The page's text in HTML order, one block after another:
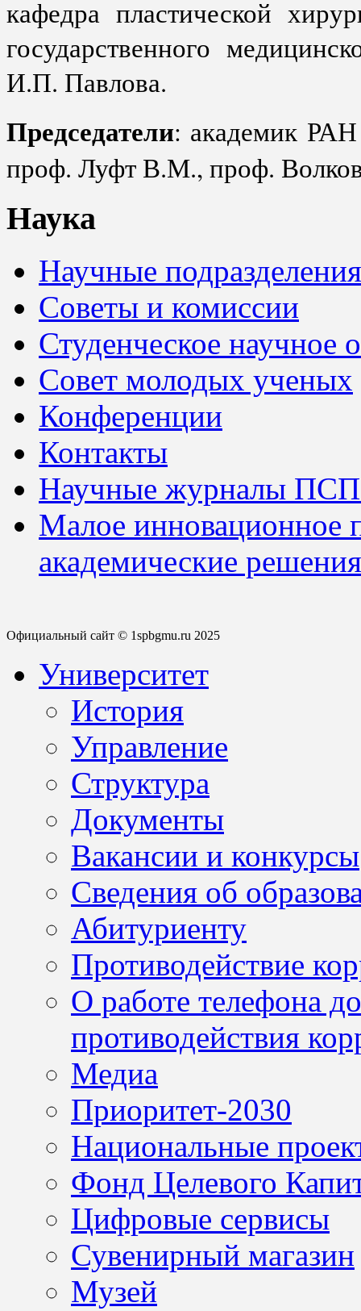
кафедра пластической
государственного
И.П. Павлова.
Председатели: академик
проф. Луфт В.М., проф.
Наука
Научные подразделения
Советы и комиссии
Студенческое научное
Совет молодых ученых
Конференции
Контакты
Научные журналы
Малое инновационное
академические
Официальный сайт © 1spbgmu.ru 2025
Университет
История
Управление
Структура
Документы
Вакансии и конкурсы
Сведения об
Абитуриенту
Противодействие
О работе телефона
противодействия
Медиа
Приоритет-2030
Национальные
Фонд Целевого
Цифровые сервисы
Сувенирный магазин
Музей